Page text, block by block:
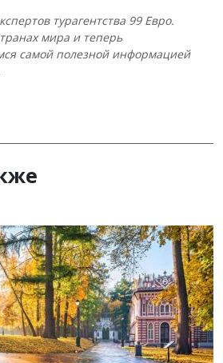
турагентства 99 Евро.
мира и теперь
самой полезной информацией